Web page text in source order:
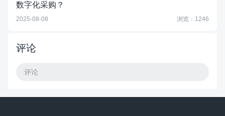
数字化采购？
2025-08-08 浏览：1246
评论
评论